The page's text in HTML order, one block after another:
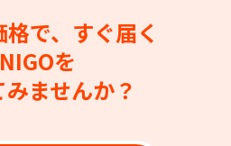
で、すぐ届く
を
ませんか？